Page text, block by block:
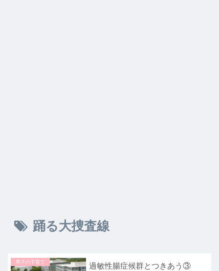
踊る大捜査線
男子の子育て 過敏性腸症候群とつきあう③